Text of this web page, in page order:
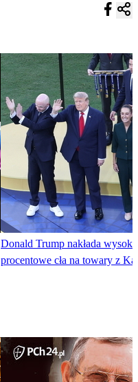
Donald Trump nakłada
procentowe cła na towary z